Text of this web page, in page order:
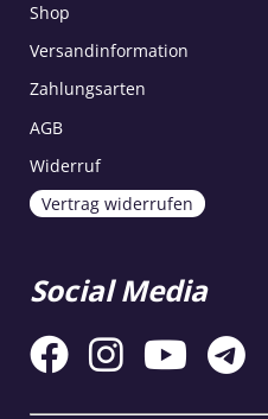
Shop
Versandinformation
Zahlungsarten
AGB
Widerruf
Vertrag widerrufen
Social Media